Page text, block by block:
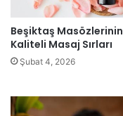
Beşiktaş Masözlerinin
Kaliteli Masaj Sırları
Şubat 4, 2026